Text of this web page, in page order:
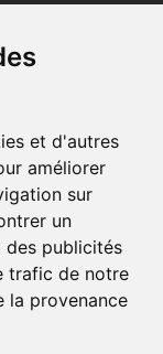
et d'autres
améliorer
sur
un
des publicités
trafic de notre
la provenance
»